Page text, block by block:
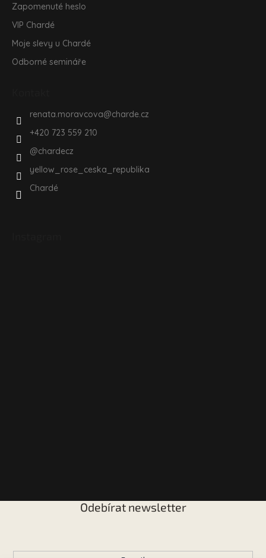
Zapomenuté heslo
VIP Chardé
Moje slevy u Chardé
Odborné semináře
renata.moravcova@charde.cz
+420 723 559 210
@chardecz
yellow_rose_ceska_republika
Chardé
Odebírat newsletter